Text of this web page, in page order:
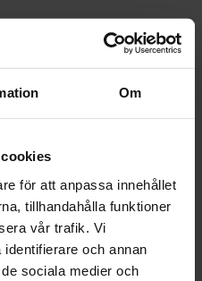
Om
för att anpassa innehållet
tillhandahålla funktioner
vår trafik. Vi
och annan
sociala medier och
Ladda ner
Ladda ner